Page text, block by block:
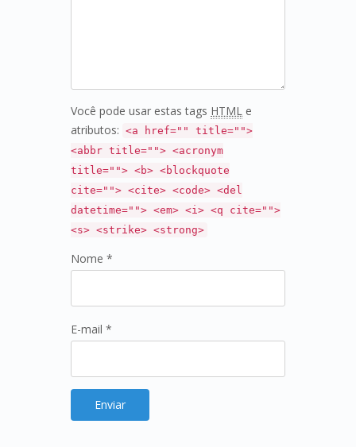
Você pode usar estas tags HTML e
atributos: <a href="" title="">
<abbr title=""> <acronym
title=""> <b> <blockquote
cite=""> <cite> <code> <del
datetime=""> <em> <i> <q cite="">
<s> <strike> <strong>
Nome *
E-mail *